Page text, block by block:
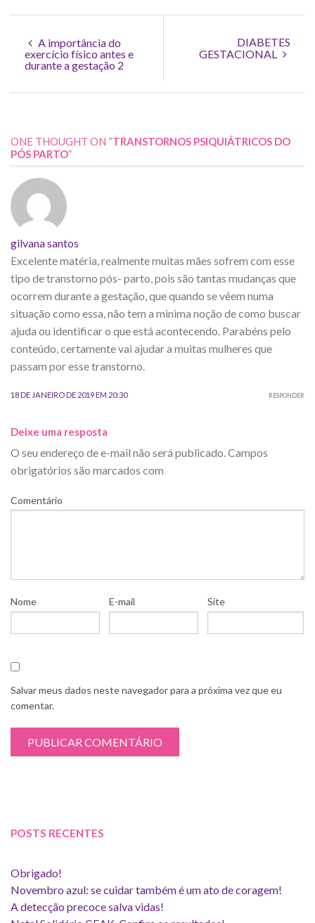
A importância do
exercício físico antes e
durante a gestação 2
DIABETES
GESTACIONAL
ONE THOUGHT ON “TRANSTORNOS PSIQUIÁTRICOS DO
PÓS PARTO”
gilvana santos
Excelente matéria, realmente muitas mães sofrem com esse
tipo de transtorno pós- parto, pois são tantas mudanças que
ocorrem durante a gestação, que quando se vêem numa
situação como essa, não tem a minima noção de como buscar
ajuda ou identificar o que está acontecendo. Parabéns pelo
conteúdo, certamente vai ajudar a muitas mulheres que
passam por esse transtorno.
18 DE JANEIRO DE 2019 EM 20:30 RESPONDER
Deixe uma resposta
O seu endereço de e-mail não será publicado. Campos
obrigatórios são marcados com
Comentário
Nome E-mail Site
Salvar meus dados neste navegador para a próxima vez que eu
comentar.
POSTS RECENTES
Obrigado!
Novembro azul: se cuidar também é um ato de coragem!
A detecção precoce salva vidas!